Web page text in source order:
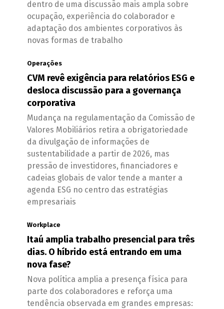
dentro de uma discussão mais ampla sobre
ocupação, experiência do colaborador e
adaptação dos ambientes corporativos às
novas formas de trabalho
Operações
CVM revê exigência para relatórios ESG e
desloca discussão para a governança
corporativa
Mudança na regulamentação da Comissão de
Valores Mobiliários retira a obrigatoriedade
da divulgação de informações de
sustentabilidade a partir de 2026, mas
pressão de investidores, financiadores e
cadeias globais de valor tende a manter a
agenda ESG no centro das estratégias
empresariais
Workplace
Itaú amplia trabalho presencial para três
dias. O híbrido está entrando em uma
nova fase?
Nova política amplia a presença física para
parte dos colaboradores e reforça uma
tendência observada em grandes empresas: